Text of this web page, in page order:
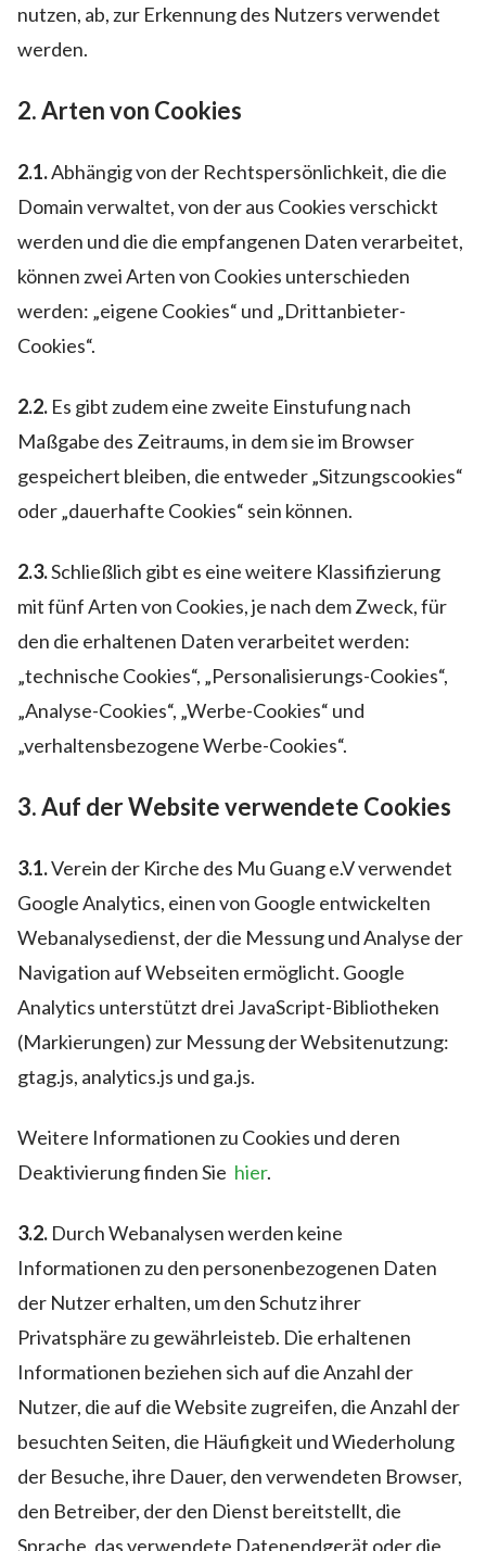
nutzen, ab, zur Erkennung des Nutzers verwendet
werden.
2. Arten von Cookies
2.1.Abhängig von der Rechtspersönlichkeit, die die
Domain verwaltet, von der aus Cookies verschickt
werden und die die empfangenen Daten verarbeitet,
können zwei Arten von Cookies unterschieden
werden: „eigene Cookies“ und „Drittanbieter-
Cookies“.
2.2. Es gibt zudem eine zweite Einstufung nach
Maßgabe des Zeitraums, in dem sie im Browser
gespeichert bleiben, die entweder „Sitzungscookies“
oder „dauerhafte Cookies“ sein können.
2.3.Schließlich gibt es eine weitere Klassifizierung
mit fünf Arten von Cookies, je nach dem Zweck, für
den die erhaltenen Daten verarbeitet werden:
„technische Cookies“, „Personalisierungs-Cookies“,
„Analyse-Cookies“, „Werbe-Cookies“ und
„verhaltensbezogene Werbe-Cookies“.
3. Auf der Website verwendete Cookies
3.1.Verein der Kirche des Mu Guang e.V verwendet
Google Analytics, einen von Google entwickelten
Webanalysedienst, der die Messung und Analyse der
Navigation auf Webseiten ermöglicht. Google
Analytics unterstützt drei JavaScript-Bibliotheken
(Markierungen) zur Messung der Websitenutzung:
gtag.js, analytics.js und ga.js.
Weitere Informationen zu Cookies und deren
Deaktivierung finden Sie hier.
3.2. Durch Webanalysen werden keine
Informationen zu den personenbezogenen Daten
der Nutzer erhalten, um den Schutz ihrer
Privatsphäre zu gewährleisteb. Die erhaltenen
Informationen beziehen sich auf die Anzahl der
Nutzer, die auf die Website zugreifen, die Anzahl der
besuchten Seiten, die Häufigkeit und Wiederholung
der Besuche, ihre Dauer, den verwendeten Browser,
den Betreiber, der den Dienst bereitstellt, die
Sprache, das verwendete Datenendgerät oder die